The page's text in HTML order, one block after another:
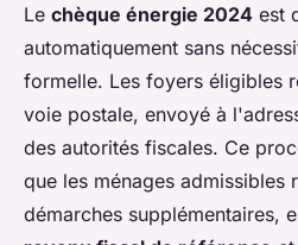
Le chèque énergie 2024 est
automatiquement sans
formelle. Les foyers éligibles
voie postale, envoyé à
des autorités fiscales. Ce
que les ménages admissibles
démarches supplémentaires,